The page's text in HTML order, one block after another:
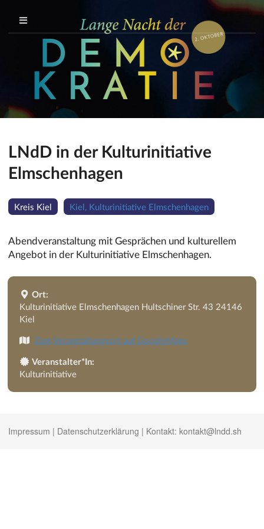
LNdD in der Kulturinitiative
Elmschenhagen
Kreis Kiel Kiel, Kulturinitiative Elmschenhagen
Abendveranstaltung mit Gesprächen und kulturellem
Angebot in der Kulturinitiative Elmschenhagen.
Ort:
Kulturinitiative Elmschenhagen Hultschiner Str. 43 24146
Kiel
Zum Veranstaltungsort auf GoogleMaps
Veranstalter*In:
Kulturinitiative
Impressum | Datenschutzerklärung | Kontakt: kontakt@lndd.sh